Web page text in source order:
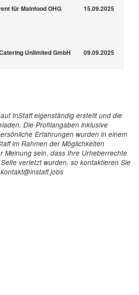
für Mainfood OHG 15.09.2025
Unlimited GmbH 09.09.2025
InStaff eigenständig erstellt und die
Die Profilangaben inklusive
Erfahrungen wurden in einem
im Rahmen der Möglichkeiten
Meinung sein, dass Ihre Urheberrechte
verletzt wurden, so kontaktieren Sie